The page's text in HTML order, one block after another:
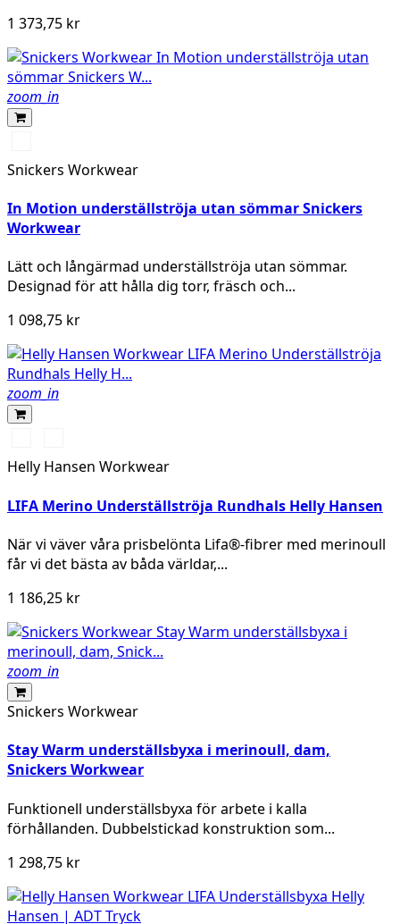
1 373,75 kr
zoom_in
Snickers Workwear
In Motion underställströja utan sömmar Snickers
Workwear
Lätt och långärmad underställströja utan sömmar.
Designad för att hålla dig torr, fräsch och...
1 098,75 kr
zoom_in
BLACKNAVY
Helly Hansen Workwear
LIFA Merino Underställströja Rundhals Helly Hansen
När vi väver våra prisbelönta Lifa®-fibrer med merinoull
får vi det bästa av båda världar,...
1 186,25 kr
zoom_in
Snickers Workwear
Stay Warm underställsbyxa i merinoull, dam,
Snickers Workwear
Funktionell underställsbyxa för arbete i kalla
förhållanden. Dubbelstickad konstruktion som...
1 298,75 kr